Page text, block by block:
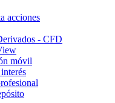
acciones
- CFD
móvil